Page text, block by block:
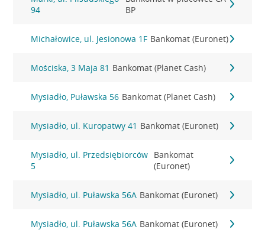
94
BP
Michałowice, ul. Jesionowa 1F Bankomat (Euronet)
Mościska, 3 Maja 81 Bankomat (Planet Cash)
Mysiadło, Puławska 56 Bankomat (Planet Cash)
Mysiadło, ul. Kuropatwy 41 Bankomat (Euronet)
Mysiadło, ul. Przedsiębiorców
5
Bankomat
(Euronet)
Mysiadło, ul. Puławska 56A Bankomat (Euronet)
Mysiadło, ul. Puławska 56A Bankomat (Euronet)